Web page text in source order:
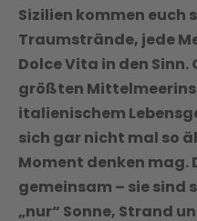
Sizilien kommen euch
Traumstrände, jede
Dolce Vita in den Sinn.
größten
italienischem
sich gar nicht mal so
Moment denken mag.
gemeinsam – sie sind
„nur“ Sonne, Strand